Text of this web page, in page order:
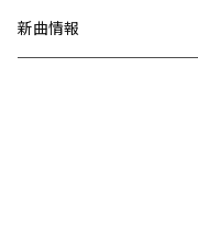
新曲情報